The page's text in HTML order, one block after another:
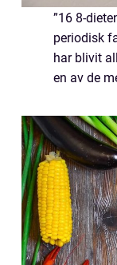
”16 8-
periodisk
har blivit
en av de
utforska